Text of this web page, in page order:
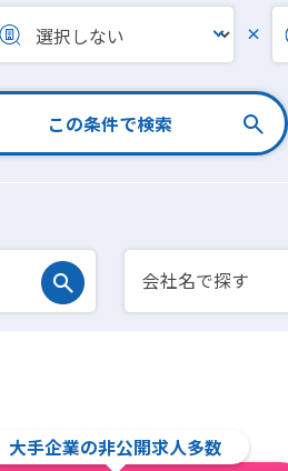
×
この条件で検索
大手企業の非公開求人多数